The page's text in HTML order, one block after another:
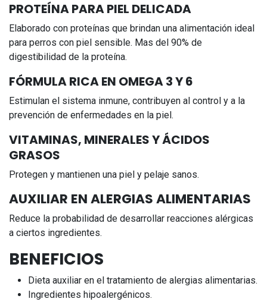
PROTEÍNA PARA PIEL DELICADA
Elaborado con proteínas que brindan una alimentación ideal
para perros con piel sensible. Mas del 90% de
digestibilidad de la proteína.
FÓRMULA RICA EN OMEGA 3 Y 6
Estimulan el sistema inmune, contribuyen al control y a la
prevención de enfermedades en la piel.
VITAMINAS, MINERALES Y ÁCIDOS
GRASOS
Protegen y mantienen una piel y pelaje sanos.
AUXILIAR EN ALERGIAS ALIMENTARIAS
Reduce la probabilidad de desarrollar reacciones alérgicas
a ciertos ingredientes.
BENEFICIOS
Dieta auxiliar en el tratamiento de alergias alimentarias.
Ingredientes hipoalergénicos.